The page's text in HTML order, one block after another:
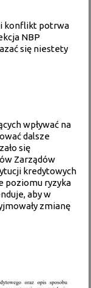
konflikt potrwa
NBP
się niestety
wpływać na
dalsze
się
Zarządów
kredytowych
poziomu ryzyka
aby w
zmianę